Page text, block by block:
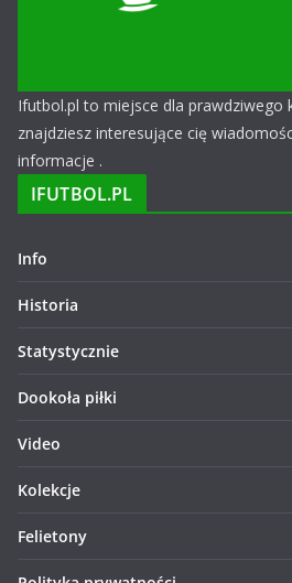
Ifutbol.pl to miejsce dla prawdziwego
znajdziesz interesujące cię
informacje .
IFUTBOL.PL
Info
Historia
Statystycznie
Dookoła piłki
Video
Kolekcje
Felietony